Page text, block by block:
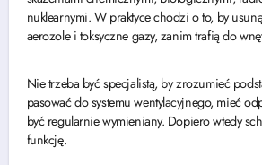
nuklearnymi. W praktyce chodzi o to, by
aerozole i toksyczne gazy, zanim trafią do
Nie trzeba być specjalistą, by zrozumieć
pasować do systemu wentylacyjnego, mieć
być regularnie wymieniany. Dopiero wtedy
funkcję.